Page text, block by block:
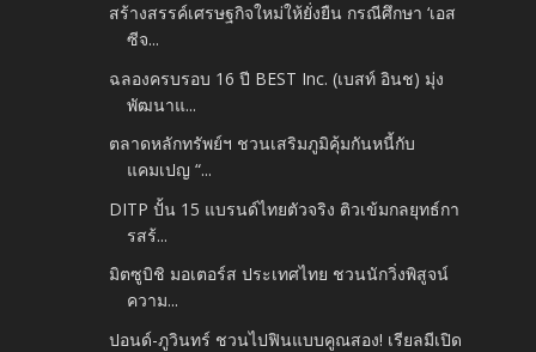
สร้างสรรค์เศรษฐกิจใหม่ให้ยั่งยืน กรณีศึกษา ‘เอส
ซีจ...
ฉลองครบรอบ 16 ปี BEST Inc. (เบสท์ อินช) มุ่ง
พัฒนาแ...
ตลาดหลักทรัพย์ฯ ชวนเสริมภูมิคุ้มกันหนี้กับ
แคมเปญ “...
DITP ปั้น 15 แบรนด์ไทยตัวจริง ติวเข้มกลยุทธ์กา
รสร้...
มิตซูบิชิ มอเตอร์ส ประเทศไทย ชวนนักวิ่งพิสูจน์
ความ...
ปอนด์-ภูวินทร์ ชวนไปฟินแบบคูณสอง! เรียลมีเปิด